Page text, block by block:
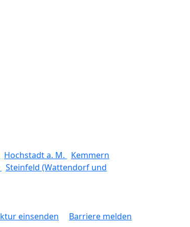
Hochstadt a. M.
Kemmern
Steinfeld (Wattendorf und
einsenden Barriere melden